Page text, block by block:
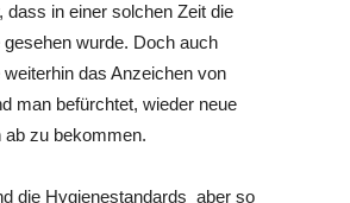
dass in einer solchen Zeit die
wurde. Doch auch
das Anzeichen von
man befürchtet, wieder neue
ab zu bekommen.
die Hygienestandards aber so